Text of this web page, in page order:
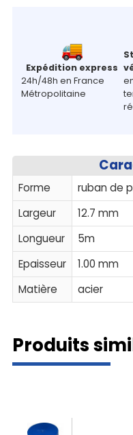
Expédition express
24h/48h en France
Métropolitaine
Forme
ruban de
Largeur
12.7 mm
Longueur
5m
Epaisseur
1.00 mm
Matière
acier
Produits